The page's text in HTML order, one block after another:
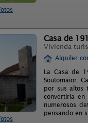
Casa de
Vivienda
Alquiler
La Casa de
Soutomaior.
por sus altos
convertirla en
numerosos
pensando en